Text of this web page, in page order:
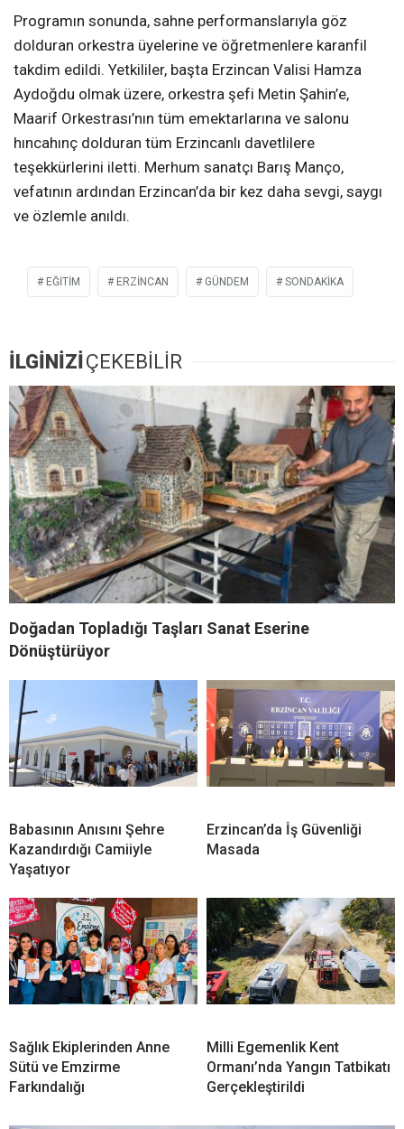
Programın sonunda, sahne performanslarıyla göz
dolduran orkestra üyelerine ve öğretmenlere karanfil
takdim edildi. Yetkililer, başta Erzincan Valisi Hamza
Aydoğdu olmak üzere, orkestra şefi Metin Şahin’e,
Maarif Orkestrası’nın tüm emektarlarına ve salonu
hıncahınç dolduran tüm Erzincanlı davetlilere
teşekkürlerini iletti. Merhum sanatçı Barış Manço,
vefatının ardından Erzincan’da bir kez daha sevgi, saygı
ve özlemle anıldı.
EĞITIM ERZİNCAN GÜNDEM SONDAKIKA
İLGİNİZİ ÇEKEBİLİR
Doğadan Topladığı Taşları Sanat Eserine
Dönüştürüyor
Babasının Anısını Şehre
Kazandırdığı Camiiyle
Yaşatıyor
Erzincan’da İş Güvenliği
Masada
Sağlık Ekiplerinden Anne
Sütü ve Emzirme
Farkındalığı
Milli Egemenlik Kent
Ormanı’nda Yangın Tatbikatı
Gerçekleştirildi